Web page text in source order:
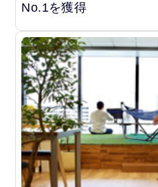
No.1を獲得